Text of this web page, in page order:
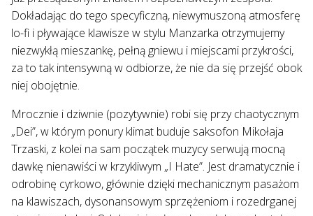
Dokładając do tego specyficzną, niewymuszoną atmosferę
lo-fi i pływające klawisze w stylu Manzarka otrzymujemy
niezwykłą mieszankę, pełną gniewu i miejscami przykrości,
za to tak intensywną w odbiorze, że nie da się przejść obok
niej obojętnie.
Mrocznie i dziwnie (pozytywnie) robi się przy chaotycznym
„Dei”, w którym ponury klimat buduje saksofon Mikołaja
Trzaski, z kolei na sam początek muzycy serwują mocną
dawkę nienawiści w krzykliwym „I Hate”. Jest dramatycznie i
odrobinę cyrkowo, głównie dzięki mechanicznym pasażom
na klawiszach, dysonansowym sprzężeniom i rozedrganej